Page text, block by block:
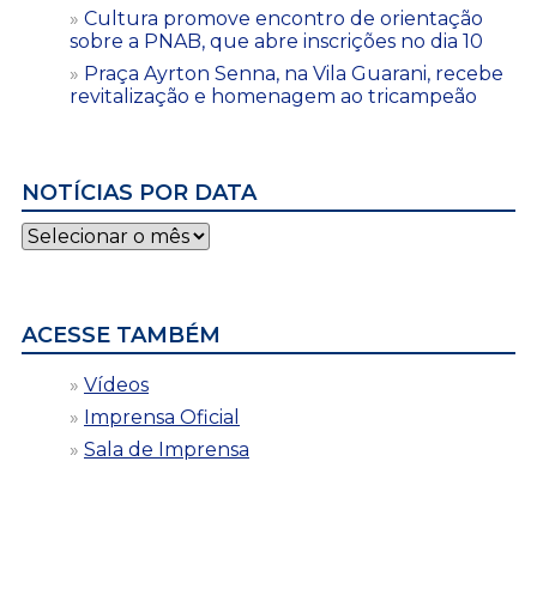
Cultura promove encontro de orientação
sobre a PNAB, que abre inscrições no dia 10
Praça Ayrton Senna, na Vila Guarani, recebe
revitalização e homenagem ao tricampeão
NOTÍCIAS POR DATA
Notícias
por
ACESSE TAMBÉM
Vídeos
Imprensa Oficial
Sala de Imprensa